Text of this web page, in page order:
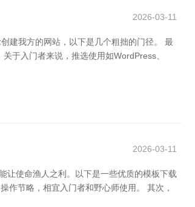
2026-03-11
建我方的网站，以下是几个粗拙的门径。 最
于入门者来说，推选使用如WordPress、
2026-03-11
让使命渔人之利。以下是一些优质的模板下载
作节略，相宜入门者和野心师使用。 其次，